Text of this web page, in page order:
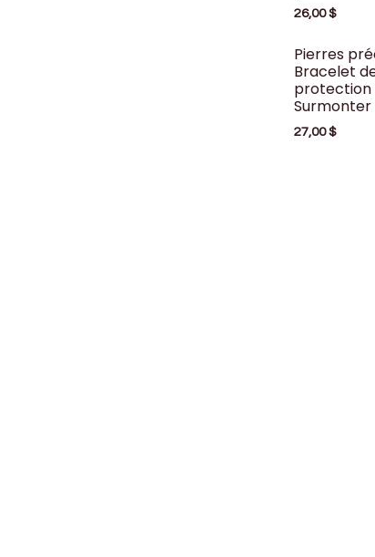
26,00$
Pierres
Bracelet
protection
Surmonter
27,00$